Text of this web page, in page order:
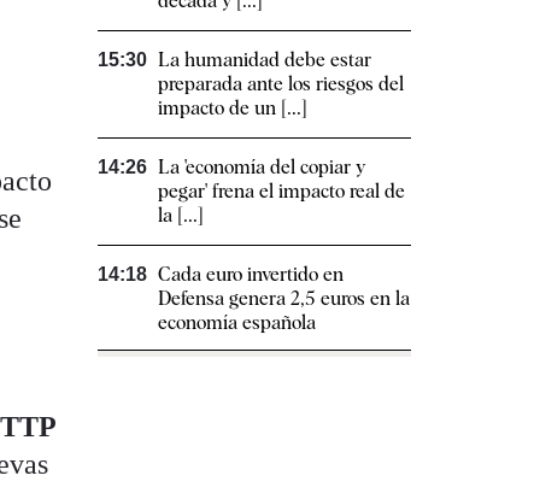
15:30 La humanidad debe estar
preparada ante los riesgos del
impacto de un [...]
14:26 La 'economía del copiar y
pegar' frena el impacto real de
la [...]
14:18 Cada euro invertido en
Defensa genera 2,5 euros en la
economía española